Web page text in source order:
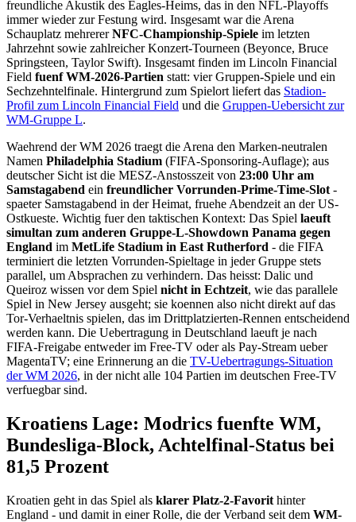
freundliche Akustik des Eagles-Heims, das in den NFL-Playoffs
immer wieder zur Festung wird. Insgesamt war die Arena
Schauplatz mehrererNFC-Championship-Spiele im letzten
Jahrzehnt sowie zahlreicher Konzert-Tourneen (Beyonce, Bruce
Springsteen, Taylor Swift). Insgesamt finden im Lincoln Financial
Field fuenf WM-2026-Partien statt: vier Gruppen-Spiele und ein
Sechzehntelfinale. Hintergrund zum Spielort liefert das Stadion-
Profil zum Lincoln Financial Field und die Gruppen-Uebersicht zur
WM-Gruppe L.
Waehrend der WM 2026 traegt die Arena den Marken-neutralen
Namen Philadelphia Stadium (FIFA-Sponsoring-Auflage); aus
deutscher Sicht ist die MESZ-Anstosszeit von 23:00 Uhr am
Samstagabend ein freundlicher Vorrunden-Prime-Time-Slot -
spaeter Samstagabend in der Heimat, fruehe Abendzeit an der US-
Ostkueste. Wichtig fuer den taktischen Kontext: Das Spiel laeuft
simultan zum anderen Gruppe-L-Showdown Panama gegen
England im MetLife Stadium in East Rutherford - die FIFA
terminiert die letzten Vorrunden-Spieltage in jeder Gruppe stets
parallel, um Absprachen zu verhindern. Das heisst: Dalic und
Queiroz wissen vor dem Spiel nicht in Echtzeit, wie das parallele
Spiel in New Jersey ausgeht; sie koennen also nicht direkt auf das
Tor-Verhaeltnis spielen, das im Drittplatzierten-Rennen entscheidend
werden kann. Die Uebertragung in Deutschland laeuft je nach
FIFA-Freigabe entweder im Free-TV oder als Pay-Stream ueber
MagentaTV; eine Erinnerung an die TV-Uebertragungs-Situation
der WM 2026, in der nicht alle 104 Partien im deutschen Free-TV
verfuegbar sind.
Kroatiens Lage: Modrics fuenfte WM,
Bundesliga-Block, Achtelfinal-Status bei
81,5 Prozent
Kroatien geht in das Spiel als klarer Platz-2-Favorit hinter
England - und damit in einer Rolle, die der Verband seit dem WM-